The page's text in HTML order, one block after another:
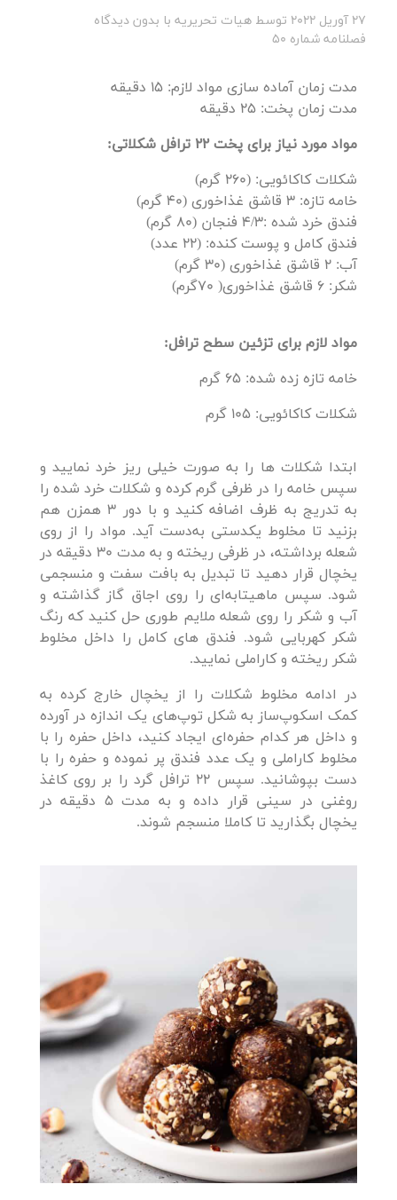
27 آوریل 2022 توسط هیات تحریریه با بدون دیدگاه
فصلنامه شماره 50
مدت زمان آماده سازی مواد لازم: 15 دقیقه
مدت زمان پخت: 25 دقیقه
مواد مورد نیاز برای پخت 22 ترافل شکلاتی:
شکلات کاکائویی: (260 گرم)
خامه تازه: 3 قاشق غذاخوری (40 گرم)
فندق خرد شده :4/3 فنجان (80 گرم)
فندق کامل و پوست کنده: (22 عدد)
آب: 2 قاشق غذاخوری (30 گرم)
شکر: 6 قاشق غذاخوری( 70گرم)
مواد لازم برای تزئین سطح ترافل:
خامه تازه زده شده: 65 گرم
شکلات کاکائویی: 105 گرم
ابتدا شکلات ها را به صورت خیلی ریز خرد نمایید و
سپس خامه را در ظرفی گرم کرده و شکلات خرد شده را
به تدریج به ظرف اضافه کنید و با دور 3 همزن هم
بزنید تا مخلوط یکدستی به‌دست آید. مواد را از روی
شعله برداشته، در ظرفی ریخته و به مدت 30 دقیقه در
یخچال قرار دهید تا تبدیل به بافت سفت و منسجمی
شود. سپس ماهیتابه‌ای را روی اجاق گاز گذاشته و
آب و شکر را روی شعله ملایم طوری حل کنید که رنگ
شکر کهربایی شود. فندق های کامل را داخل مخلوط
شکر ریخته و کاراملی نمایید.
در ادامه مخلوط شکلات را از یخچال خارج کرده به
کمک اسکوپ‌ساز به شکل توپ‌های یک اندازه در آورده
و داخل هر کدام حفره‌ای ایجاد کنید، داخل حفره را با
مخلوط کاراملی و یک عدد فندق پر نموده و حفره را با
دست بپوشانید. سپس 22 ترافل گرد را بر روی کاغذ
روغنی در سینی قرار داده و به مدت 5 دقیقه در
یخچال بگذارید تا کاملا منسجم شوند.